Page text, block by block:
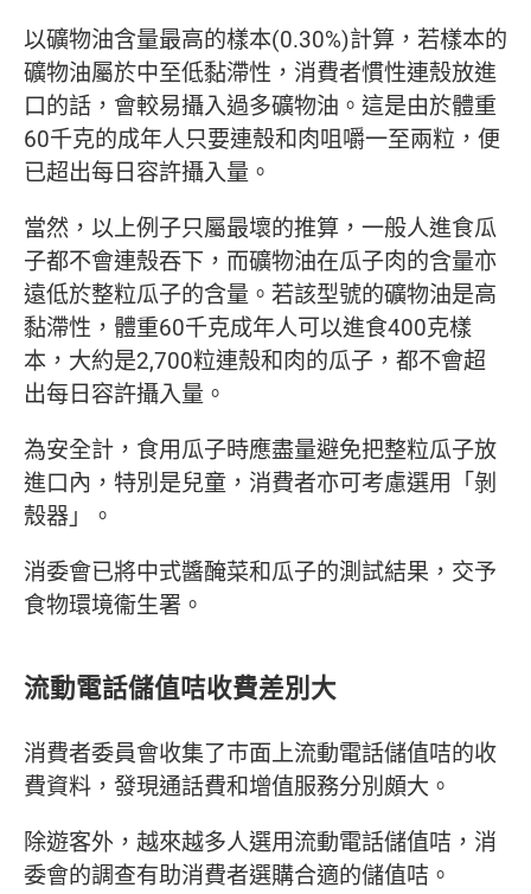
以礦物油含量最高的樣本(0.30%)計算，若樣本的
礦物油屬於中至低黏滯性，消費者慣性連殼放進
口的話，會較易攝入過多礦物油。這是由於體重
60千克的成年人只要連殼和肉咀嚼一至兩粒，便
已超出每日容許攝入量。
當然，以上例子只屬最壞的推算，一般人進食瓜
子都不會連殼吞下，而礦物油在瓜子肉的含量亦
遠低於整粒瓜子的含量。若該型號的礦物油是高
黏滯性，體重60千克成年人可以進食400克樣
本，大約是2,700粒連殼和肉的瓜子，都不會超
出每日容許攝入量。
為安全計，食用瓜子時應盡量避免把整粒瓜子放
進口內，特別是兒童，消費者亦可考慮選用「剝
殼器」。
消委會已將中式醬醃菜和瓜子的測試結果，交予
食物環境衞生署。
流動電話儲值咭收費差別大
消費者委員會收集了巿面上流動電話儲值咭的收
費資料，發現通話費和增值服務分別頗大。
除遊客外，越來越多人選用流動電話儲值咭，消
委會的調查有助消費者選購合適的儲值咭。